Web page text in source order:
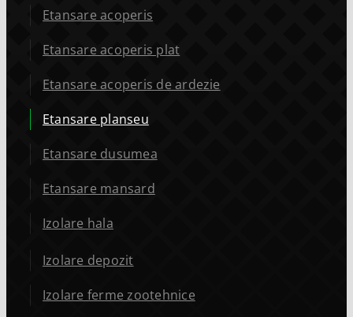
Etansare acoperis
Etansare acoperis plat
Etansare acoperis de ardezie
Etansare planseu
Etansare dusumea
Etansare mansard
Izolare hala
Izolare depozit
Izolare ferme zootehnice